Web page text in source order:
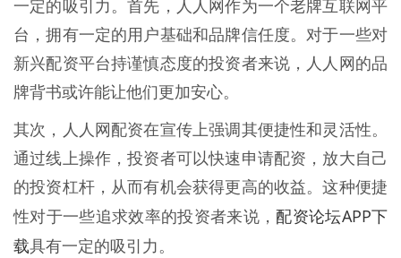
一定的吸引力。首先，人人网作为一个老牌互联网平
台，拥有一定的用户基础和品牌信任度。对于一些对
新兴配资平台持谨慎态度的投资者来说，人人网的品
牌背书或许能让他们更加安心。
其次，人人网配资在宣传上强调其便捷性和灵活性。
通过线上操作，投资者可以快速申请配资，放大自己
的投资杠杆，从而有机会获得更高的收益。这种便捷
性对于一些追求效率的投资者来说， 配资论坛APP下
载具有一定的吸引力。